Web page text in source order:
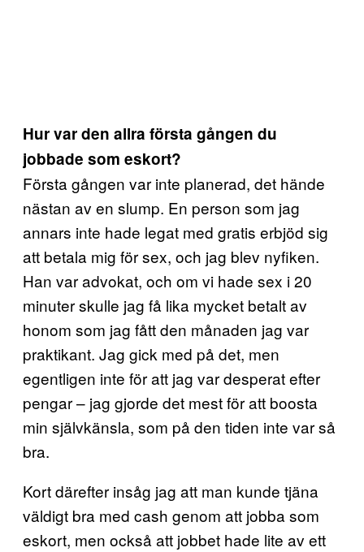
Hur var den allra första gången du
jobbade som eskort?
Första gången var inte planerad, det hände
nästan av en slump. En person som jag
annars inte hade legat med gratis erbjöd sig
att betala mig för sex, och jag blev nyfiken.
Han var advokat, och om vi hade sex i 20
minuter skulle jag få lika mycket betalt av
honom som jag fått den månaden jag var
praktikant. Jag gick med på det, men
egentligen inte för att jag var desperat efter
pengar – jag gjorde det mest för att boosta
min självkänsla, som på den tiden inte var så
bra.
Kort därefter insåg jag att man kunde tjäna
väldigt bra med cash genom att jobba som
eskort, men också att jobbet hade lite av ett